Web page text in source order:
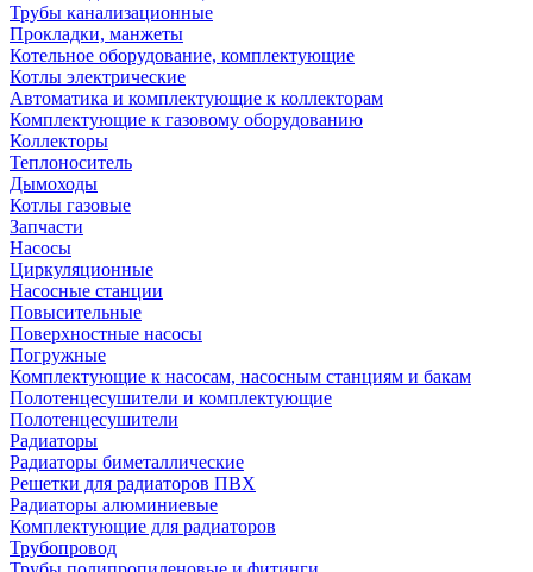
Трубы канализационные
Прокладки, манжеты
Котельное оборудование, комплектующие
Котлы электрические
Автоматика и комплектующие к коллекторам
Комплектующие к газовому оборудованию
Коллекторы
Теплоноситель
Дымоходы
Котлы газовые
Запчасти
Насосы
Циркуляционные
Насосные станции
Повысительные
Поверхностные насосы
Погружные
Комплектующие к насосам, насосным станциям и бакам
Полотенцесушители и комплектующие
Полотенцесушители
Радиаторы
Радиаторы биметаллические
Решетки для радиаторов ПВХ
Радиаторы алюминиевые
Комплектующие для радиаторов
Трубопровод